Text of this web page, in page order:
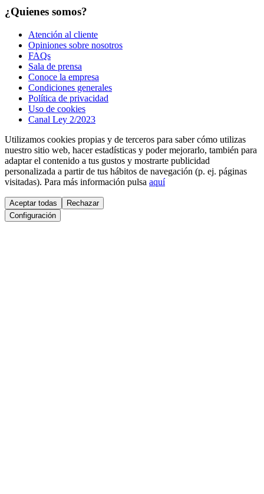
¿Quienes somos?
Atención al cliente
Opiniones sobre nosotros
FAQs
Sala de prensa
Conoce la empresa
Condiciones generales
Política de privacidad
Uso de cookies
Canal Ley 2/2023
Utilizamos cookies propias y de terceros para saber cómo utilizas
nuestro sitio web, hacer estadísticas y poder mejorarlo, también para
adaptar el contenido a tus gustos y mostrarte publicidad
personalizada a partir de tus hábitos de navegación (p. ej. páginas
visitadas). Para más información pulsa aquí
Aceptar todas
Rechazar
Configuración